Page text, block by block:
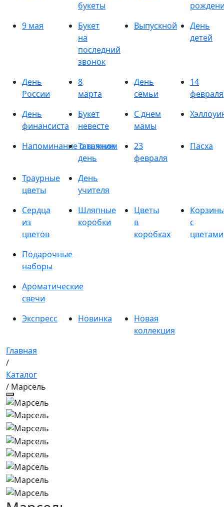
букеты
9 мая
Букет
на
последний
звонок
Выпускной
День
детей
День
России
8
марта
День
семьи
14
февраля
День
финансиста
Букет
невесте
С днем
мамы
Напоминание о важном
Татьянин
день
23
февраля
Пасха
Траурные
цветы
День
учителя
Сердца
из
цветов
Шляпные
коробки
Цветы
в
коробках
с
цветами
Подарочные
наборы
Ароматические
свечи
Экспресс
Новинка
Новая
коллекция
Главная
/
Каталог
/ Марсель